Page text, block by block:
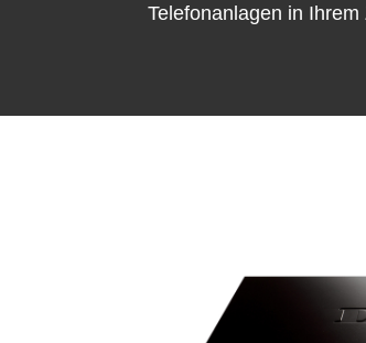
Telefonanlagen in